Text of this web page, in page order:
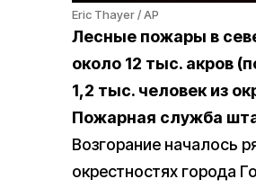
Eric Thayer / AP
Лесные пожары в
около 12 тыс. акров
1,2 тыс. человек из
Пожарная служба
Возгорание началось
окрестностях города